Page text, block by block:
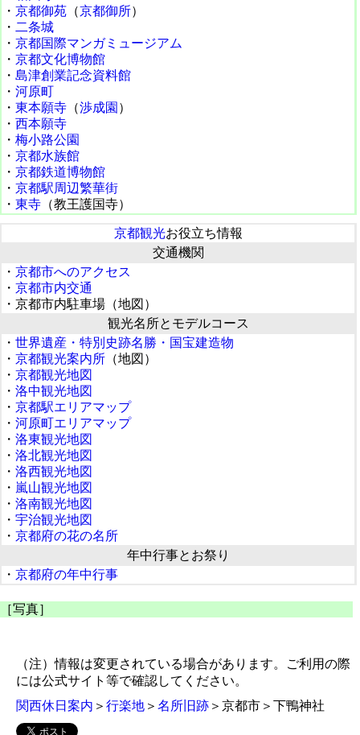
・ 京都御苑 （京都御所）
・ 二条城
・ 京都国際マンガミュージアム
・ 京都文化博物館
・ 島津創業記念資料館
・ 河原町
・ 東本願寺 （渉成園 ）
・ 西本願寺
・ 梅小路公園
・ 京都水族館
・ 京都鉄道博物館
・ 京都駅周辺繁華街
・ 東寺 （教王護国寺）
京都観光お役立ち情報
交通機関
・ 京都市へのアクセス
・ 京都市内交通
・京都市内駐車場（地図）
観光名所とモデルコース
・ 世界遺産・特別史跡名勝・国宝建造物
・ 京都観光案内所 （地図）
・ 京都観光地図
・ 洛中観光地図
・ 京都駅エリアマップ
・ 河原町エリアマップ
・ 洛東観光地図
・ 洛北観光地図
・ 洛西観光地図
・ 嵐山観光地図
・ 洛南観光地図
・ 宇治観光地図
・ 京都府の花の名所
年中行事とお祭り
・ 京都府の年中行事
［写真］
（注）情報は変更されている場合があります。ご利用の際
には公式サイト等で確認してください。
関西休日案内 ＞ 行楽地 ＞ 名所旧跡 ＞京都市＞下鴨神社